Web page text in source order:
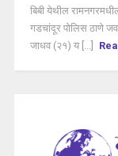
बिबी येथील
गडचांदूर पोलिस ठाणे
जाधव (२१) य [...]